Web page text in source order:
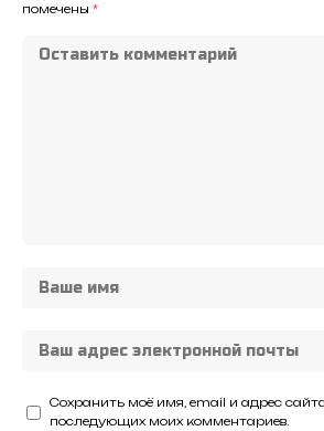
помечены *
Сохранить моё имя, email и адрес
последующих моих комментариев.